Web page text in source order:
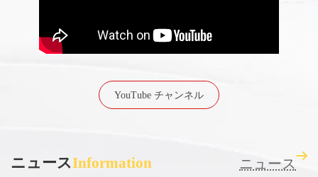
YouTube チャンネル
ニュースInformation ニュース